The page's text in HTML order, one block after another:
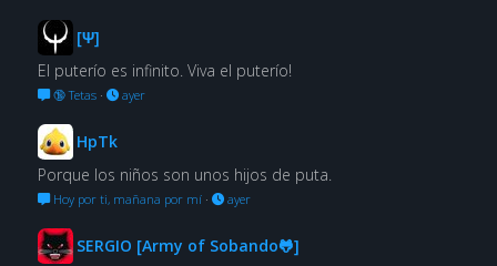
[Ψ]
El puterío es infinito. Viva el puterío!
🔞 Tetas· ayer
HpTk
Porque los niños son unos hijos de puta.
Hoy por ti, mañana por mí· ayer
SERGIO [Army of Sobando🐸]